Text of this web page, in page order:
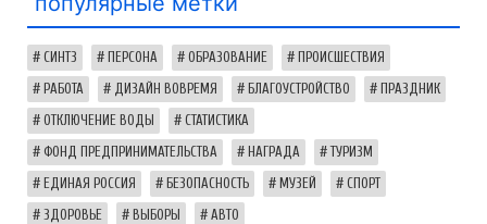
СИНТЗ ПЕРСОНА ОБРАЗОВАНИЕ ПРОИСШЕСТВИЯ
РАБОТА ДИЗАЙН ВОВРЕМЯ БЛАГОУСТРОЙСТВО ПРАЗДНИК
ОТКЛЮЧЕНИЕ ВОДЫ СТАТИСТИКА
ФОНД ПРЕДПРИНИМАТЕЛЬСТВА НАГРАДА ТУРИЗМ
ЕДИНАЯ РОССИЯ БЕЗОПАСНОСТЬ МУЗЕЙ СПОРТ
ЗДОРОВЬЕ ВЫБОРЫ АВТО